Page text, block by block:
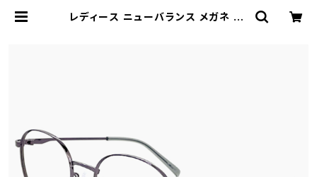
レディース ニューバランス メガネ nb